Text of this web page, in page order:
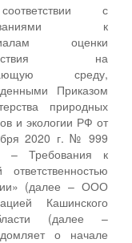
с
к
оценки
на
среду,
Приказом
природных
и экологии РФ от
2020 г. № 999
– Требования к
(далее – ООО
Кашинского
(далее –
о начале